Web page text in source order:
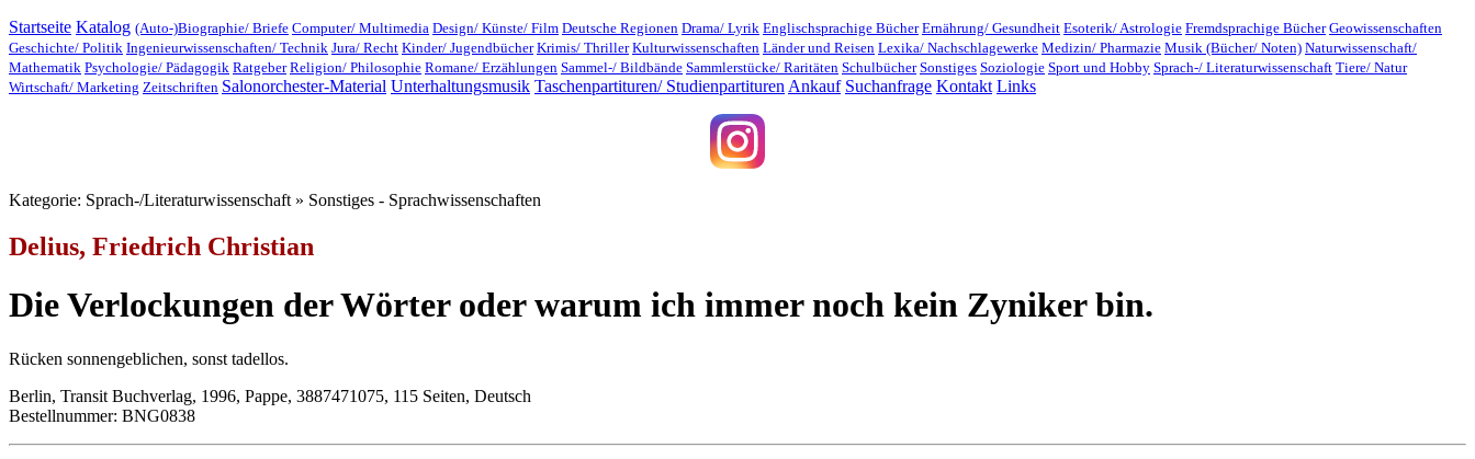
Startseite Katalog (Auto-)Biographie/ Briefe Computer/ Multimedia Design/ Künste/ Film Deutsche Regionen Drama/ Lyrik Englischsprachige Bücher Ernährung/ Gesundheit Esoterik/ Astrologie Fremdsprachige Bücher Geowissenschaften
Geschichte/ Politik Ingenieurwissenschaften/ Technik Jura/ Recht Kinder/ Jugendbücher Krimis/ Thriller Kulturwissenschaften Länder und Reisen Lexika/ Nachschlagewerke Medizin/ Pharmazie Musik (Bücher/ Noten) Naturwissenschaft/
Mathematik Psychologie/ Pädagogik Ratgeber Religion/ Philosophie Romane/ Erzählungen Sammel-/ Bildbände Sammlerstücke/ Raritäten Schulbücher Sonstiges Soziologie Sport und Hobby Sprach-/ Literaturwissenschaft Tiere/ Natur
Wirtschaft/ Marketing Zeitschriften Salonorchester-Material Unterhaltungsmusik Taschenpartituren/ Studienpartituren Ankauf Suchanfrage Kontakt Links
Kategorie: Sprach-/Literaturwissenschaft » Sonstiges - Sprachwissenschaften
Delius, Friedrich Christian
Die Verlockungen der Wörter oder warum ich immer noch kein Zyniker bin.
Rücken sonnengeblichen, sonst tadellos.
Berlin, Transit Buchverlag, 1996, Pappe, 3887471075, 115 Seiten, Deutsch
Bestellnummer: BNG0838